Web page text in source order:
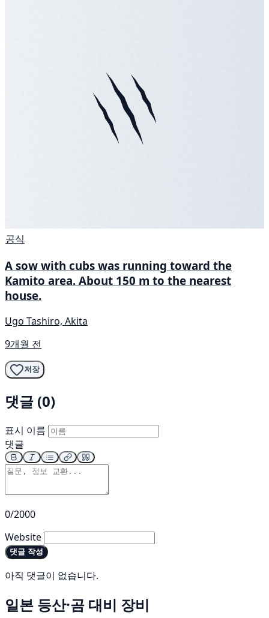
공식
A sow with cubs was running toward the
Kamito area. About 150 m to the nearest
house.
Ugo Tashiro, Akita
9개월 전
저장
댓글 (0)
표시 이름
댓글
0/2000
Website
댓글 작성
아직 댓글이 없습니다.
일본 등산·곰 대비 장비